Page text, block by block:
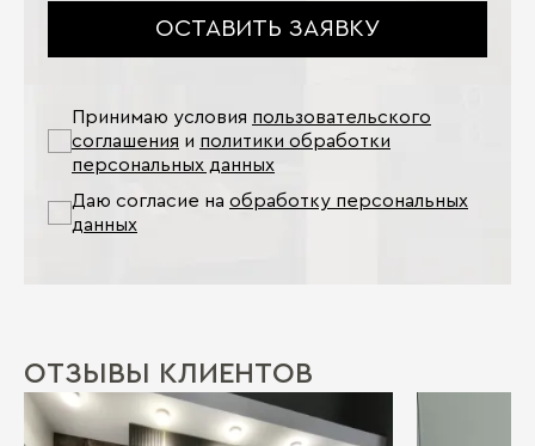
ОСТАВИТЬ ЗАЯВКУ
Принимаю условия пользовательского
соглашения и политики обработки
персональных данных
Даю согласие на обработку персональных
данных
ОТЗЫВЫ КЛИЕНТОВ